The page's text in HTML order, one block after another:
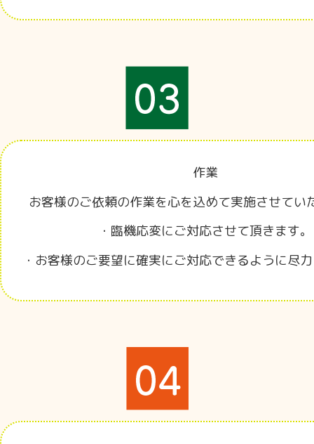
作業
お客様のご依頼の作業を心を込めて実施させてい
・臨機応変にご対応させて頂きます。
・お客様のご要望に確実にご対応できるように尽